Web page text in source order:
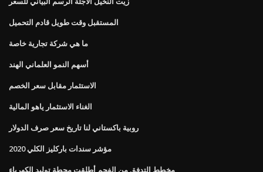
المستقبل وقت طويل قادم التحميل
ما هي شركة تجارية خاصة
أسهم النمو العلماني الهند
الاستثمار مقابل سعر الخصم
الغناء الاستثمار ياهو المالية
روبية باكستاني لنا تاريخ سعر صرف الدولار
مؤشر سندات باركليز الكلي 2020
مخطط التدفق من الفحم أطلقت محطة توليد الكهرباء